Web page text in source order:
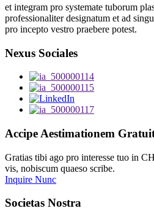
et integram pro systemate tuborum
professionaliter designatum et ad
pro incepto vestro praebere potest.
Nexus Sociales
Accipe Aestimationem
Gratias tibi ago pro interesse tuo in
vis, nobiscum quaeso scribe.
Inquire Nunc
Societas Nostra